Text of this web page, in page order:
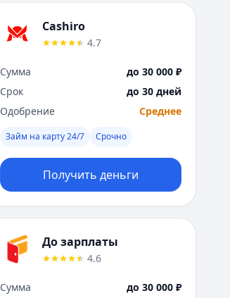
Красноярск
Курск
Магнитогорск
Махачкала
Набережные Челны
Нижний Новгород
Новокузнецк
О
Оренбург
Cashiro
4.7
Сумма
до 30 000 ₽
Срок
до 30 дней
Одобрение
Среднее
Займ на карту 24/7 Срочно
Получить деньги
До зарплаты
4.6
Сумма
до 30 000 ₽